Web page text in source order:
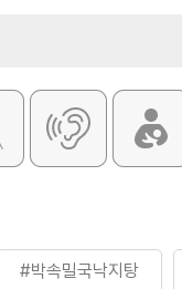
#박속밀국낙지탕